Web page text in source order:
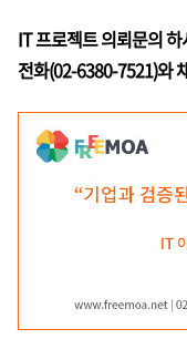
IT 프로젝트 의뢰문의
전화(02-6380-7521)와